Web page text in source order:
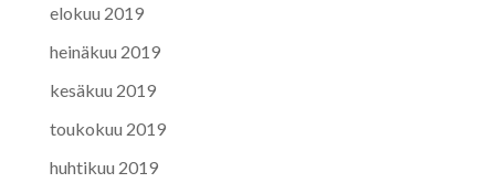
elokuu 2019
heinäkuu 2019
kesäkuu 2019
toukokuu 2019
huhtikuu 2019